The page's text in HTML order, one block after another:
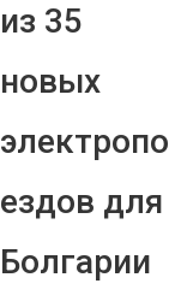
из 35
новых
электропо
ездов для
Болгарии